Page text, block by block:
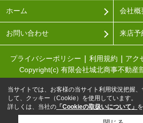
ホーム 会社概
お問い合わせ 来店予
プライバシーポリシー 利用規約 アク
Copyright(c) 有限会社城北商事不動産
当サイトでは、お客様の当サイト利用状況把握
して、クッキー（Cookie）を使用しています。
詳しくは、当社の 「Cookieの取扱いについて」